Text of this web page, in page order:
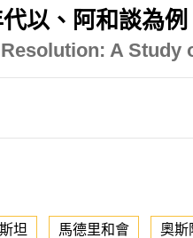
以、阿和談為例
A Study
坦 馬德里和會 奧斯